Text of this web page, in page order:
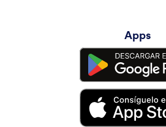
Apps